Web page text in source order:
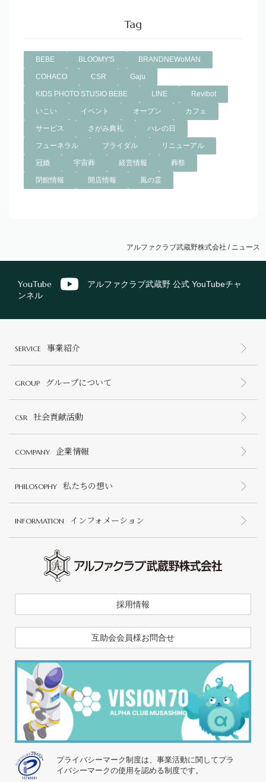
Tag
BEBE BLOOMY'S BRANDNEWoMAN
COHACO CSR Gaju
KIDS PHOTO STUSIO BEBE LINE Revibot
いこい イベント オープン カフェ
サービス さがみ典礼 ハレの日
フューネラル ブライダル リニューアル
冠婚 宇宙葬 経営情報 葬祭
閉館情報 開店情報 風の霊
アルファクラブ武蔵野株式会社 / ニュース
YouTube
アルファクラブ武蔵野 公式 YouTubeチャ
ンネル
SERVICE 事業紹介
GROUP グループについて
CSR 社会貢献活動
COMPANY 企業情報
PHILOSOPHY 私たちの想い
INFORMATION インフォメーション
採用情報
互助会会員様お問合せ
プライバシーマーク制度は、事業活動に関してプラ
イバシーマークの使用を認める制度です。